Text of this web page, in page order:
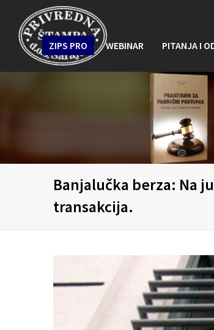
ZIPS PRO WEBINAR PITANJA I
Banjalučka berza: Na
transakcija.